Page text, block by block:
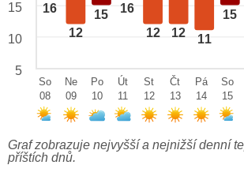
16
12
15 16
12 12 11
15
15
10
5
So
08
Ne
09
Po
10
Út
11
St
12
Čt
13
Pá
14
So
15
Graf zobrazuje nejvyšší a nejnižší denní
příštích dnů.